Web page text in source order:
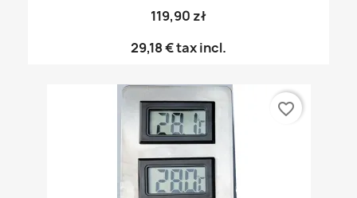
119,90 zł
29,18 €tax incl.
favorite_border